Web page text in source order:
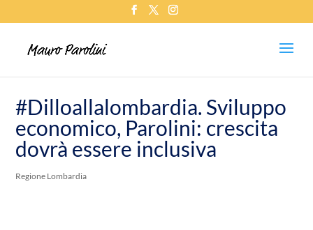
#Dilloallalombardia. Sviluppo
economico, Parolini: crescita
dovrà essere inclusiva
Regione Lombardia